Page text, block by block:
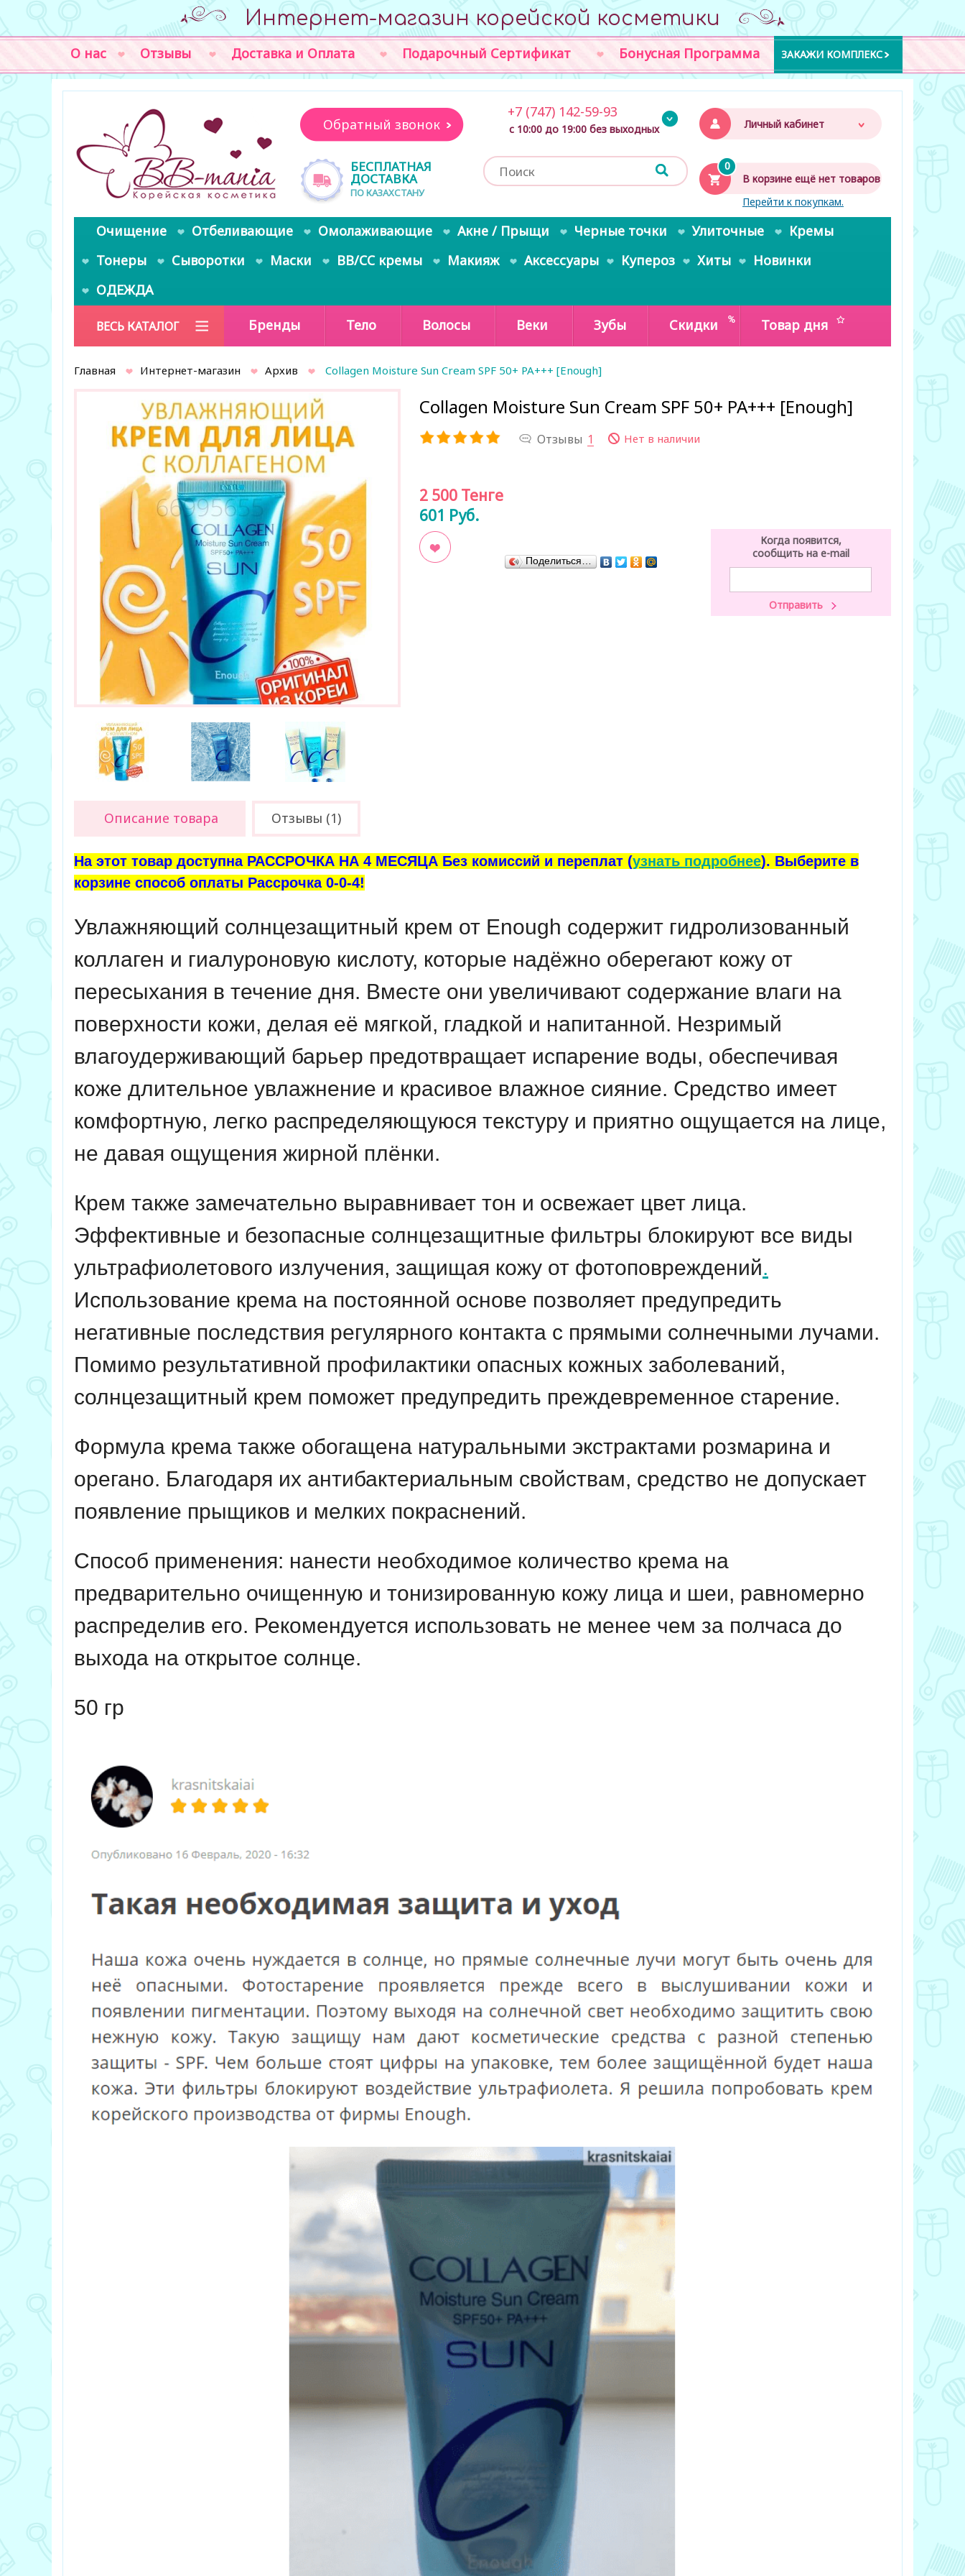
Интернет-магазин корейской косметики
О нас Отзывы Доставка и Оплата Подарочный Сертификат Бонусная Программа ЗАКАЖИ КОМПЛЕКС
Личный кабинет
0
В корзине ещё нет товаров
Перейти к покупкам.
Обратный звонок
БЕСПЛАТНАЯ
ДОСТАВКА
ПО КАЗАХСТАНУ
+7 (747) 142-59-93
с 10:00 до 19:00 без выходных
Очищение Отбеливающие Омолаживающие Акне / Прыщи Черные точки Улиточные
Кремы
Тонеры
Сыворотки Маски BB/CC кремы Макияж Аксессуары Купероз Хиты
Новинки
ОДЕЖДА
ВЕСЬ КАТАЛОГ Бренды Тело Волосы Веки Зубы Скидки Товар дня
Главная Интернет-магазин Архив Collagen Moisture Sun Cream SPF 50+ PA+++ [Enough]
Collagen Moisture Sun Cream SPF 50+ PA+++ [Enough]
Отзывы 1 Нет в наличии
2 500 Тенге
601 Руб.
Когда появится,
сообщить на e-mail
Поделиться…
Описание товара Отзывы (1)
На этот товар доступна РАССРОЧКА НА 4 МЕСЯЦА Без комиссий и переплат (узнать подробнее). Выберите в
корзине способ оплаты Рассрочка 0-0-4!
Увлажняющий солнцезащитный крем от Enough содержит гидролизованный
коллаген и гиалуроновую кислоту, которые надёжно оберегают кожу от
пересыхания в течение дня. Вместе они увеличивают содержание влаги на
поверхности кожи, делая её мягкой, гладкой и напитанной. Незримый
влагоудерживающий барьер предотвращает испарение воды, обеспечивая
коже длительное увлажнение и красивое влажное сияние. Средство имеет
комфортную, легко распределяющуюся текстуру и приятно ощущается на лице,
не давая ощущения жирной плёнки.
Крем также замечательно выравнивает тон и освежает цвет лица.
Эффективные и безопасные солнцезащитные фильтры блокируют все виды
ультрафиолетового излучения, защищая кожу от фотоповреждений.
Использование крема на постоянной основе позволяет предупредить
негативные последствия регулярного контакта с прямыми солнечными лучами.
Помимо результативной профилактики опасных кожных заболеваний,
солнцезащитный крем поможет предупредить преждевременное старение.
Формула крема также обогащена натуральными экстрактами розмарина и
орегано. Благодаря их антибактериальным свойствам, средство не допускает
появление прыщиков и мелких покраснений.
Способ применения: нанести необходимое количество крема на
предварительно очищенную и тонизированную кожу лица и шеи, равномерно
распределив его. Рекомендуется использовать не менее чем за полчаса до
выхода на открытое солнце.
50 гр